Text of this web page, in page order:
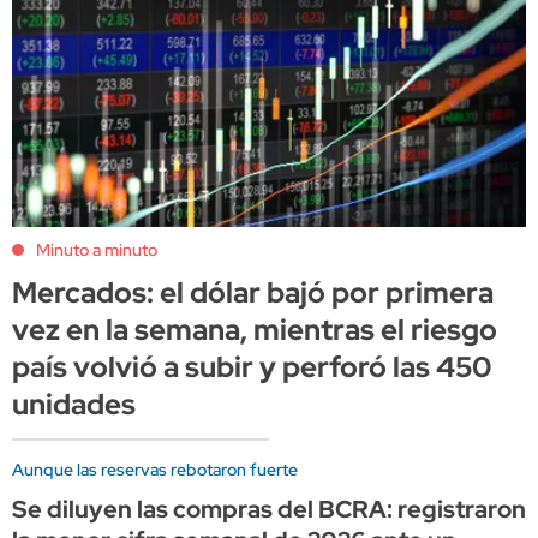
Minuto a minuto
Mercados: el dólar bajó por primera
vez en la semana, mientras el riesgo
país volvió a subir y perforó las 450
unidades
Aunque las reservas rebotaron fuerte
Se diluyen las compras del BCRA: registraron